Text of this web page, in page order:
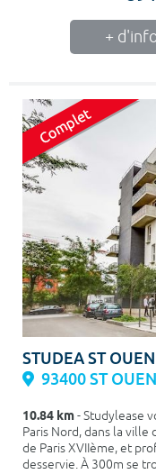
+
STUDEA ST
93400 ST OUEN
10.84 km- Studylease
Paris Nord, dans la ville
de Paris XVIIème, et
desservie. À 300m se